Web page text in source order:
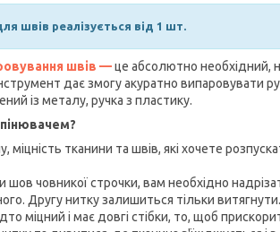
швів реалізується від 1 шт.
швів —це абсолютно необхідний,
дає змогу акуратно випаровувати
із металу, ручка з пластику.
міцність тканини та швів, які хочете
човникої строчки, вам необхідно
Другу нитку залишиться тільки витягнути.
міцний і має довгі стібки, то, щоб